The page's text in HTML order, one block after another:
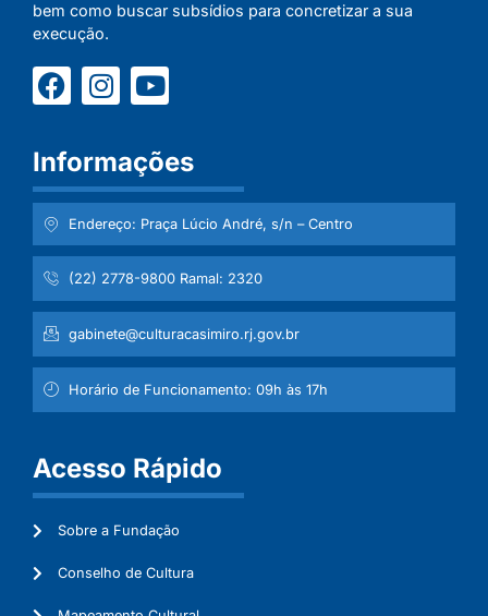
bem como buscar subsídios para concretizar a sua
execução.
Informações
Endereço: Praça Lúcio André, s/n – Centro
(22) 2778-9800 Ramal: 2320
gabinete@culturacasimiro.rj.gov.br
Horário de Funcionamento: 09h às 17h
Acesso Rápido
Sobre a Fundação
Conselho de Cultura